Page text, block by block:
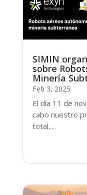
SIMIN
sobre
Minería
Feb 3, 2025
El día 11 de
cabo nuestro
total...